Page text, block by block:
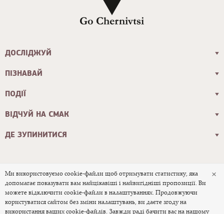
ДОСЛІДЖУЙ
ПІЗНАВАЙ
ПОДІЇ
ВІДЧУЙ НА СМАК
ДЕ ЗУПИНИТИСЯ
© 2026 Офіційний туристичний сайт
міста Чернівці
×
Ми використовуємо cookie-файли щоб отримувати статистику, яка
допомагає показувати вам найцікавіші і найвигідніші пропозиції. Ви
можете відключити cookie-файли в налаштуваннях. Продовжуючи
користуватися сайтом без зміни налаштувань, ви даєте згоду на
використання ваших cookie-файлів. Завжди раді бачити вас на нашому